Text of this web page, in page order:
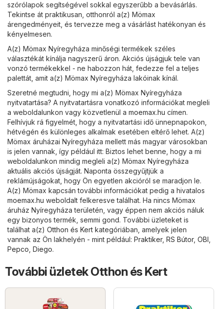
szórólapok segítségével sokkal egyszerűbb a bevásárlás.
Tekintse át praktikusan, otthonról a(z) Mömax
árengedményeit, és tervezze meg a vásárlást hatékonyan és
kényelmesen.
A(z) Mömax Nyíregyháza minőségi termékek széles
választékát kínálja nagyszerű áron. Akciós újságjuk tele van
vonzó termékekkel - ne habozzon hát, fedezze fel a teljes
palettát, amit a(z) Mömax Nyíregyháza lakóinak kínál.
Szeretné megtudni, hogy mi a(z) Mömax Nyíregyháza
nyitvatartása? A nyitvatartásra vonatkozó információkat megleli
a weboldalunkon vagy közvetlenül a moemax.hu címen.
Felhívjuk rá figyelmét, hogy a nyitvatartási idő ünnepnapokon,
hétvégén és különleges alkalmak esetében eltérő lehet. A(z)
Mömax áruházai Nyíregyháza mellett más magyar városokban
is jelen vannak, így például itt: Biztos lehet benne, hogy a mi
weboldalunkon mindig megleli a(z) Mömax Nyíregyháza
aktuális akciós újságját. Naponta összegyűjtjük a
reklámújságokat, hogy Ön egyetlen akcióról se maradjon le.
A(z) Mömax kapcsán további információkat pedig a hivatalos
moemax.hu weboldalt felkeresve találhat. Ha nincs Mömax
áruház Nyíregyháza területén, vagy éppen nem akciós náluk
egy bizonyos termék, semmi gond. További üzleteket is
találhat a(z) Otthon és Kert kategóriában, amelyek jelen
vannak az Ön lakhelyén - mint például: Praktiker, RS Bútor, OBI
Pepco Diego.
További üzletek Otthon és Kert